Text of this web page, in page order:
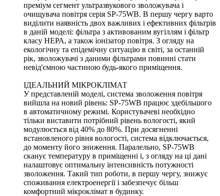
преміум сегмент ультразвукового зволожувача і
очищувача повітря серія SP-75WB. В першу чергу варто
виділити наявність двох важливих і ефективних фільтрів
в даній моделі: фільтра з активованим вугіллям і фільтр
класу НЕРА, а також іонізатор повітря. З огляду на
екологічну та епідемічну ситуацію в світі, за останній
рік, зволожувачі з даними фільтрами повинні стати
невід'ємною частиною будь-якого приміщення.
ІДЕАЛЬНИЙ МІКРОКЛІМАТ
У представленій моделі, система зволоження повітря
вийшла на новий рівень: SP-75WB працює здебільшого
в автоматичному режимі. Користувачеві необхідно
тільки виставити потрібний рівень вологості, який
модулюється від 40% до 80%. При досягненні
встановленого рівня вологості, система відключається,
до моменту його зниження. Паралельно, SP-75WB
сканує температуру в приміщенні і, з огляду на ці дані
налаштовує оптимальну інтенсивність потужності
зволоження. Такий тип роботи, в першу чергу, знижує
споживання електроенергії і забезпечує більш
комфортний мікроклімат в будинку.